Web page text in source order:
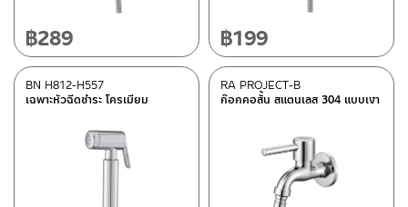
฿289 ฿199
เฉพาะหัวฉีดชำระ โครเมียม
BN H812-H557
ก๊อกคอสั้น สแตนเลส 304 แบบเงา
RA PROJECT-B